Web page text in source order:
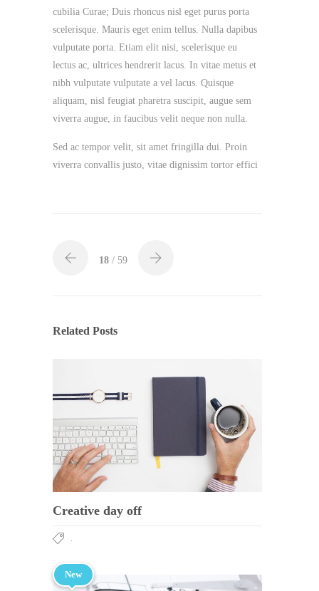
cubilia Curae; Duis rhoncus nisl eget purus porta
scelerisque. Mauris eget enim tellus. Nulla dapibus
vulputate porta. Etiam elit nisi, scelerisque eu
lectus ac, ultrices hendrerit lacus. In vitae metus et
nibh vulputate vulputate a vel lacus. Quisque
aliquam, nisl feugiat pharetra suscipit, augue sem
viverra augue, in faucibus velit neque non nulla.
Sed ac tempor velit, sit amet fringilla dui. Proin
viverra convallis justo, vitae dignissim tortor effici
18 / 59
Related Posts
Creative day off
.
New